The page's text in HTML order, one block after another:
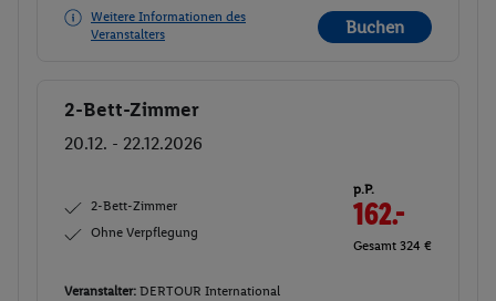
Weitere Informationen des
Veranstalters
Buchen
Buchen
2-Bett-Zimmer
20.12. - 22.12.2026
2-Bett-Zimmer
Ohne Verpflegung
p.P.
162.-
Gesamt 324 €
Veranstalter: DERTOUR International